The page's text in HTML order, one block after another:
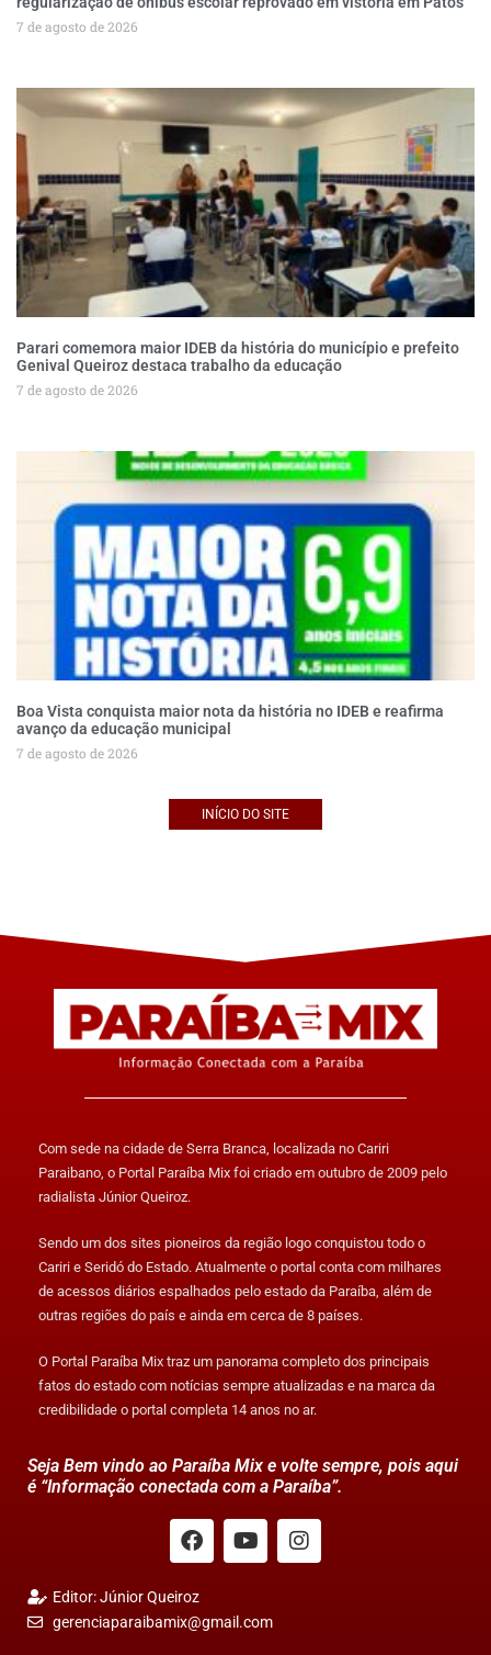
7 de agosto de 2026
Parari comemora maior IDEB da história do município e prefeito
Genival Queiroz destaca trabalho da educação
7 de agosto de 2026
Boa Vista conquista maior nota da história no IDEB e reafirma
avanço da educação municipal
7 de agosto de 2026
INÍCIO DO SITE
Com sede na cidade de Serra Branca, localizada no Cariri
Paraibano, o Portal Paraíba Mix foi criado em outubro de 2009 pelo
radialista Júnior Queiroz.
Sendo um dos sites pioneiros da região logo conquistou todo o
Cariri e Seridó do Estado. Atualmente o portal conta com milhares
de acessos diários espalhados pelo estado da Paraíba, além de
outras regiões do país e ainda em cerca de 8 países.
O Portal Paraíba Mix traz um panorama completo dos principais
fatos do estado com notícias sempre atualizadas e na marca da
credibilidade o portal completa 14 anos no ar.
Seja Bem vindo ao Paraíba Mix e volte sempre, pois aqui
é “Informação conectada com a Paraíba”.
Editor: Júnior Queiroz
gerenciaparaibamix@gmail.com